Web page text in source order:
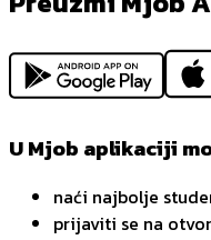
U Mjob aplikaciji
naći najbolje
prijaviti se na